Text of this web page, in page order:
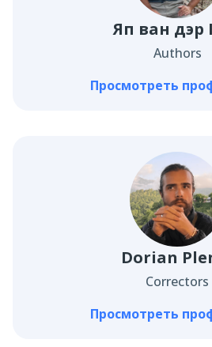
Яп ван дэр
Authors
Просмотреть
Dorian
Correctors
Просмотреть